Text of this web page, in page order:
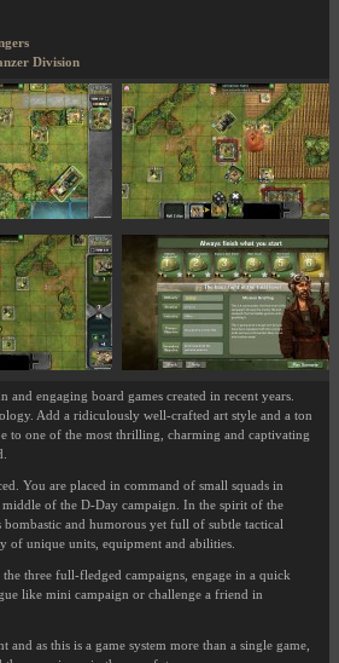
Division
and engaging board games created in recent years.
Add a ridiculously well-crafted art style and a ton
to one of the most thrilling, charming and captivating
You are placed in command of small squads in
middle of the D-Day campaign. In the spirit of the
bombastic and humorous yet full of subtle tactical
of unique units, equipment and abilities.
three full-fledged campaigns, engage in a quick
like mini campaign or challenge a friend in
as this is a game system more than a single game,